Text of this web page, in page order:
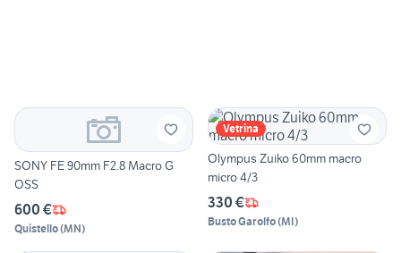
SONY FE 90mm F2.8 Macro G
OSS
600 €
Quistello(MN)
Vetrina
Olympus Zuiko 60mm macro
micro 4/3
330 €
Busto Garolfo(MI)